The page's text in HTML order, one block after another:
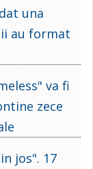
una
au format
va fi
zece
jos". 17